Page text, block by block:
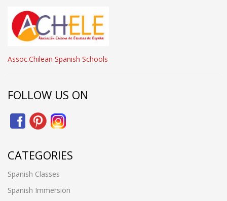
Assoc.Chilean Spanish Schools
FOLLOW US ON
CATEGORIES
Spanish Classes
Spanish Immersion